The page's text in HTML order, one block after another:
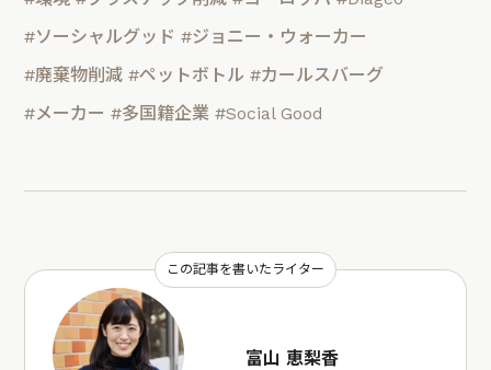
#ソーシャルグッド #ジョニー・ウォーカー
#廃棄物削減 #ペットボトル #カールスバーグ
#メーカー #多国籍企業 #Social Good
この記事を書いたライター
富山 恵梨香